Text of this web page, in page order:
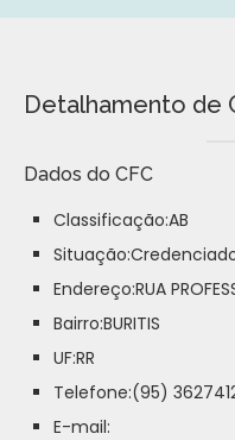
Detalhamento de
Dados do CFC
Classificação:AB
Endereço:RUA
Bairro:BURITIS
UF:RR
Telefone:(95)
E-mail: